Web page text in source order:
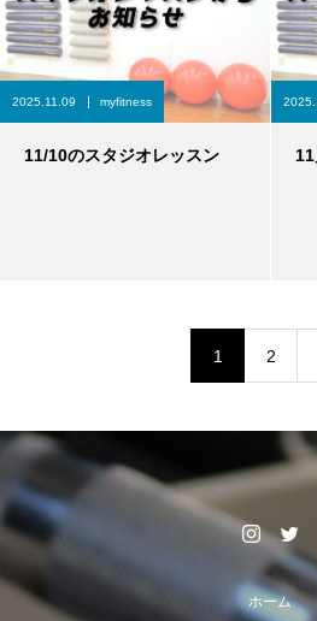
2025.11.09 myfitness
11/10のスタジオレッスン
1 2
ホーム